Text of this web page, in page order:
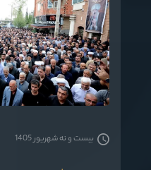
بیست و نه شهریور 1405